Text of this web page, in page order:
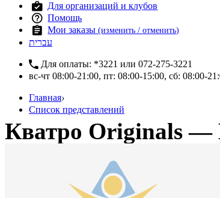
Для организаций и клубов
Помощь
Мои заказы(изменить / отменить)
עברית
Для оплаты: *3221 или 072-275-3221
вс-чт 08:00-21:00, пт: 08:00-15:00, сб: 08:00-
Главная›
Список представлений
Кватро Originals —